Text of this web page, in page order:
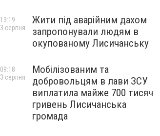
Жити під аварійним дахом
запропонували людям в
окупованому Лисичанську
13:19
3 серпня
Мобілізованим та
добровольцям в лави ЗСУ
виплатила майже 700 тисяч
гривень Лисичанська
громада
09:18
3 серпня